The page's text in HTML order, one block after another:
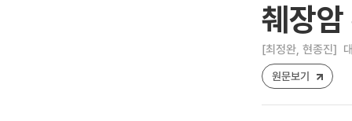
췌장
[최정완, 현종진]
원문보기